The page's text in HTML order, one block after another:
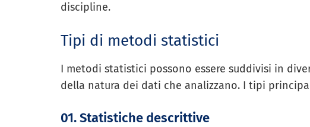
discipline.
Tipi di metodi statistici
I metodi statistici possono essere suddivisi in
della natura dei dati che analizzano. I tipi
01. Statistiche descrittive